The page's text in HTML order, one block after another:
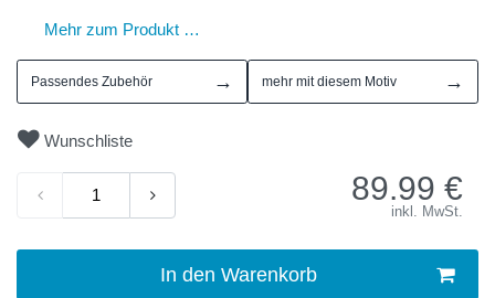
Mehr zum Produkt …
Passendes Zubehör → mehr mit diesem Motiv →
Wunschliste
89.99 €
inkl. MwSt.
In den Warenkorb